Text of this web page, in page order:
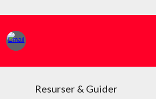
Resurser & Guider